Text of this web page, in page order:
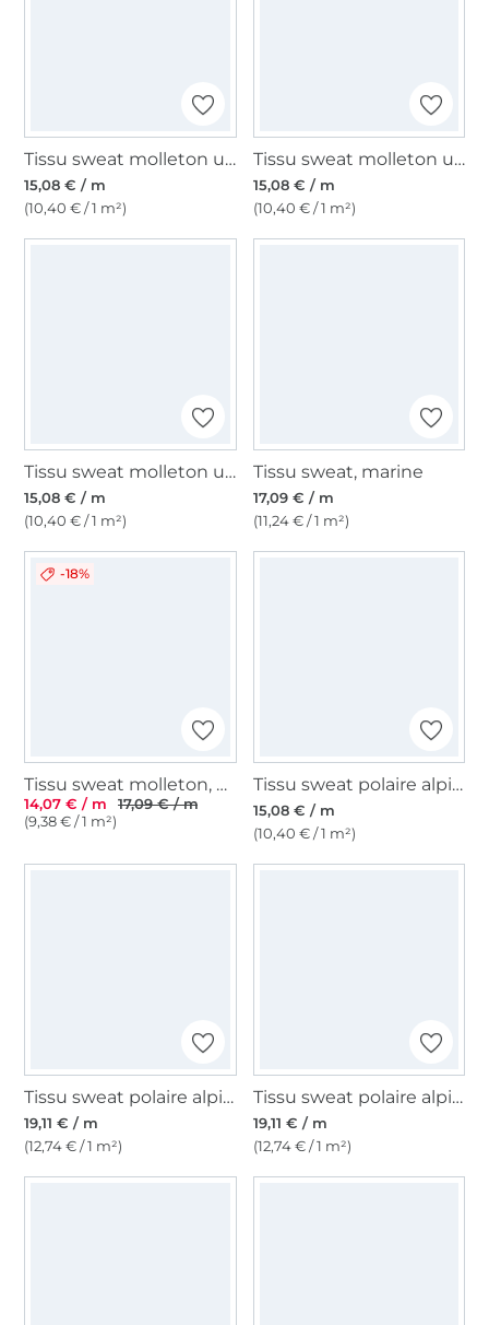
Tissu sweat molleton uni, bleu pigeon
15,08 € / m
(10,40 € / 1 m²)
Tissu sweat molleton uni, vieux rose millennial
15,08 € / m
(10,40 € / 1 m²)
Tissu sweat molleton uni, bordeaux
15,08 € / m
(10,40 € / 1 m²)
Tissu sweat, marine
17,09 € / m
(11,24 € / 1 m²)
-18%
Tissu sweat molleton, bleu moyen chiné
14,07 € / m
17,09 € / m
(9,38 € / 1 m²)
Tissu sweat polaire alpine, bleu marine
15,08 € / m
(10,40 € / 1 m²)
Tissu sweat polaire alpine Denim Style, bleu foncé
19,11 € / m
(12,74 € / 1 m²)
Tissu sweat polaire alpine Denim Style, noir
19,11 € / m
(12,74 € / 1 m²)